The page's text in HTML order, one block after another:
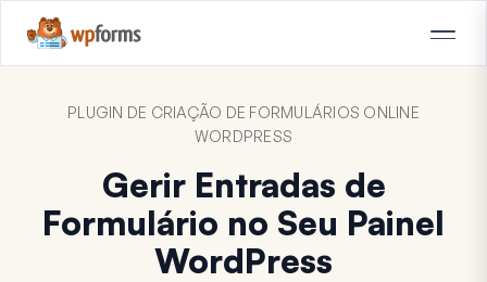
PLUGIN DE CRIAÇÃO DE FORMULÁRIOS ONLINE
WORDPRESS
Gerir Entradas de
Formulário no Seu Painel
WordPress